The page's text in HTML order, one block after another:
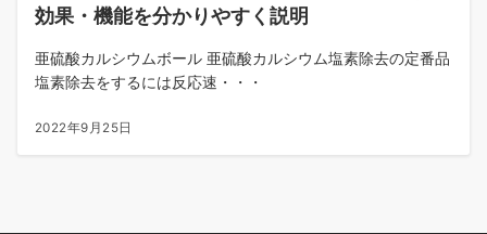
効果・機能を分かりやすく説明
亜硫酸カルシウムボール 亜硫酸カルシウム塩素除去の定番品
塩素除去をするには反応速・・・
2022年9月25日